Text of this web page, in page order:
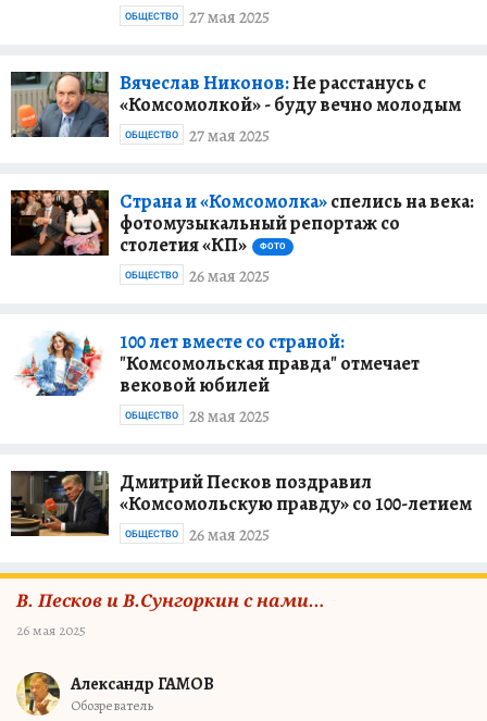
27 мая 2025
ОБЩЕСТВО
Вячеслав Никонов:Не расстанусь с
«Комсомолкой» - буду вечно молодым
27 мая 2025
ОБЩЕСТВО
Страна и «Комсомолка»спелись на века:
фотомузыкальный репортаж со
столетия «КП»
ФОТО
26 мая 2025
ОБЩЕСТВО
100 лет вместе со страной:
"Комсомольская правда" отмечает
вековой юбилей
28 мая 2025
ОБЩЕСТВО
Дмитрий Песков поздравил
«Комсомольскую правду» со 100-летием
26 мая 2025
ОБЩЕСТВО
В. Песков и В.Сунгоркин с нами…
26 мая 2025
Александр ГАМОВ
Обозреватель